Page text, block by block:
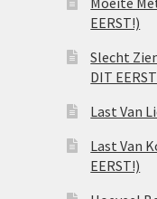
EERST!)
Slecht
DIT
Last Van
Last Van
EERST!)